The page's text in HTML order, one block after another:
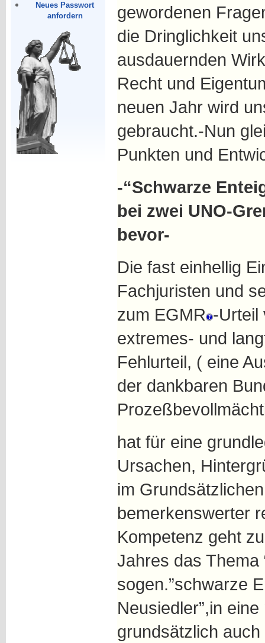
Neues Passwort
anfordern
gewordenen
die Dringlichkeit
ausdauernden
Recht und
neuen Jahr wird
gebraucht.-Nun
Punkten und
-“Schwarze
bei zwei UNO-
bevor-
Die fast einhellig
Fachjuristen und
zum EGMR -Urteil
extremes- und
Fehlurteil, ( eine
der dankbaren
hat für eine
Ursachen,
im
bemerkenswerter
Kompetenz geht
Jahres das Thema
sogen.”schwarze
Neusiedler”,in
grundsätzlich